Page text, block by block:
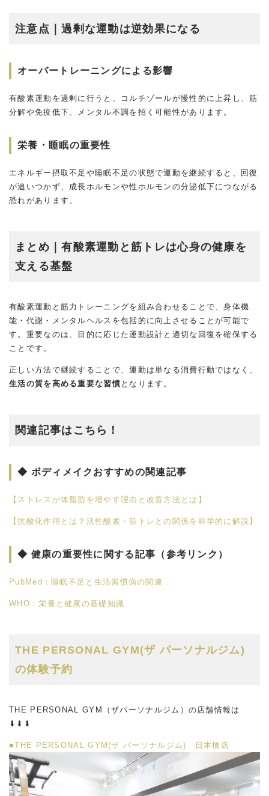
注意点｜過剰な運動は逆効果になる
オーバートレーニングによる影響
有酸素運動を過剰に行うと、コルチゾールが慢性的に上昇し、筋
分解や免疫低下、メンタル不調を招く可能性があります。
栄養・睡眠の重要性
エネルギー摂取不足や睡眠不足の状態で運動を継続すると、回復
が追いつかず、成長ホルモンや性ホルモンの分泌低下につながる
恐れがあります。
まとめ｜有酸素運動と筋トレは心身の健康を
支える基盤
有酸素運動と筋力トレーニングを組み合わせることで、身体機
能・代謝・メンタルヘルスを包括的に向上させることが可能で
す。重要なのは、目的に応じた運動設計と適切な回復を確保する
ことです。
正しい方法で継続することで、運動は単なる消費行動ではなく、
生活の質を高める重要な習慣 となります。
関連記事はこちら！
◆ ボディメイクおすすめの関連記事
【ストレスが体脂肪を増やす理由と改善方法とは】
【抗酸化作用とは？活性酸素・筋トレとの関係を科学的に解説】
◆ 健康の重要性に関する記事（参考リンク）
PubMed：睡眠不足と生活習慣病の関連
WHO：栄養と健康の基礎知識
THE PERSONAL GYM(ザ パーソナルジム)
の体験予約
THE PERSONAL GYM（ザパーソナルジム）の店舗情報は
⬇︎⬇︎⬇︎
■THE PERSONAL GYM(ザ パーソナルジム) 日本橋店